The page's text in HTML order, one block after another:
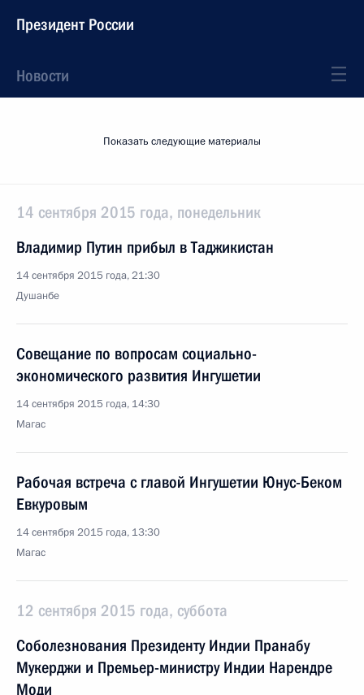
Президент России
Новости
Показать следующие материалы
14 сентября 2015 года, понедельник
Владимир Путин прибыл в Таджикистан
14 сентября 2015 года, 21:30
Душанбе
Совещание по вопросам социально-
экономического развития Ингушетии
14 сентября 2015 года, 14:30
Магас
Рабочая встреча с главой Ингушетии Юнус-Беком
Евкуровым
14 сентября 2015 года, 13:30
Магас
12 сентября 2015 года, суббота
Соболезнования Президенту Индии Пранабу
Мукерджи и Премьер-министру Индии Нарендре
Моди